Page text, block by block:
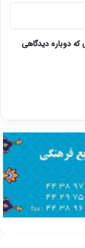
که دوباره دیدگاهی